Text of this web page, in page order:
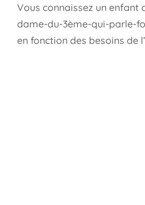
Vous connaissez un enfant
dame-du-3ème-qui-parle-
en fonction des besoins de